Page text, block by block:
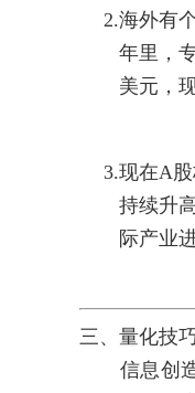
2.海外有
年里，
美元，
3.现在A
持续升
际产业
三、量化技
信息创造